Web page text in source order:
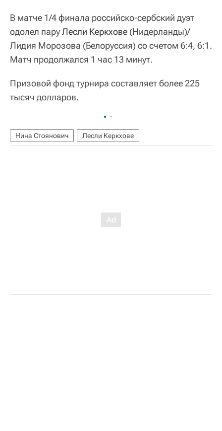
В матче 1/4 финала российско-сербский дуэт
одолел паруЛесли Керкхове (Нидерланды)/
Лидия Морозова (Белоруссия) со счетом 6:4, 6:1.
Матч продолжался 1 час 13 минут.
Призовой фонд турнира составляет более 225
тысяч долларов.
Нина Стоянович Лесли Керкхове